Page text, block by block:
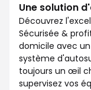
Une solution
Découvrez
Sécurisée &
domicile avec
système
toujours un œil
supervisez vos